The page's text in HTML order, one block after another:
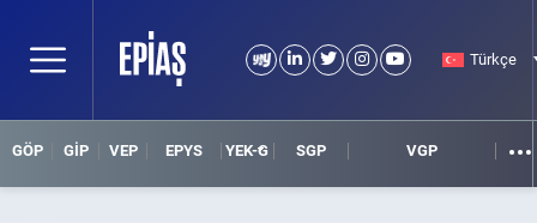
Türkçe
GÖP GİP VEP EPYS YEK-G SGP VGP